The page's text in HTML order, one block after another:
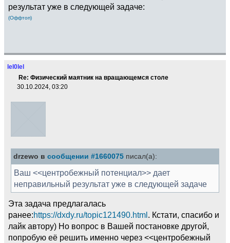
результат уже в следующей задаче:
(Оффтоп)
lel0lel
Re: Физический маятник на вращающемся столе
30.10.2024, 03:20
drzewo в сообщении #1660075 писал(а):
Ваш <<центробежный потенциал>> дает
неправильный результат уже в следующей задаче
Эта задача предлагалась
ранее:https://dxdy.ru/topic121490.html. Кстати, спасибо и
лайк автору) Но вопрос в Вашей постановке другой,
попробую её решить именно через <<центробежный